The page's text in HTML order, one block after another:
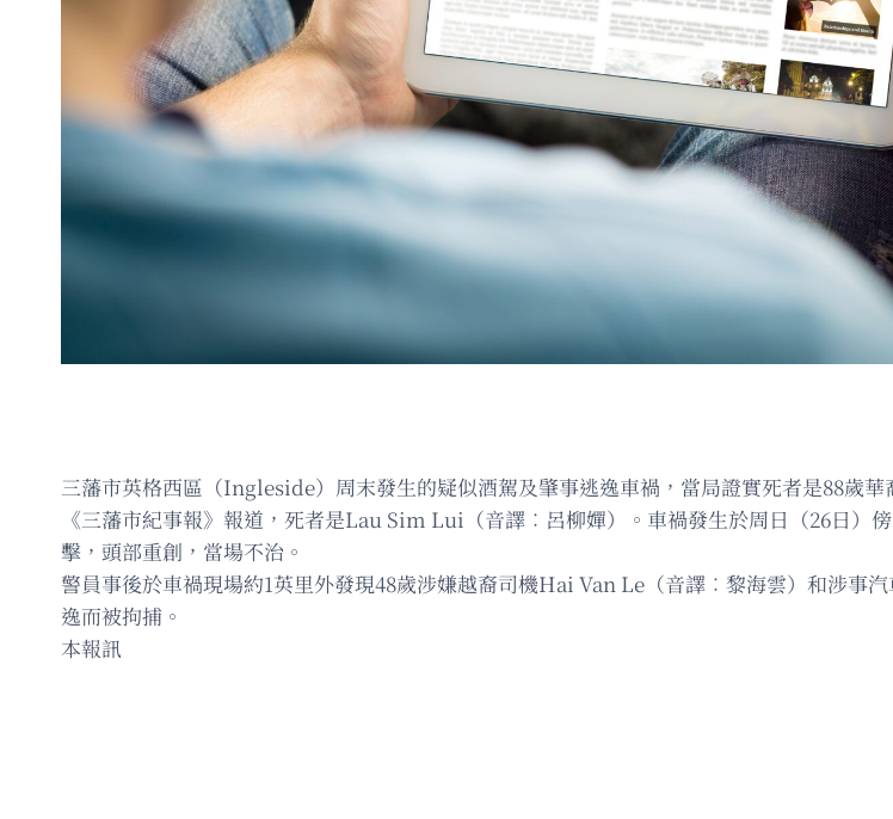
三藩市英格西區（Ingleside）周末發生的疑似酒駕及肇事逃逸車禍，當局證實死者是88歲華
《三藩市紀事報》報道，死者是Lau Sim Lui（音譯︰呂柳嬋）。車禍發生於周日（26日
擊，頭部重創，當場不治。
警員事後於車禍現場約1英里外發現48歲涉嫌越裔司機Hai Van Le（音譯︰黎海雲）和涉事
逸而被拘捕。
本報訊